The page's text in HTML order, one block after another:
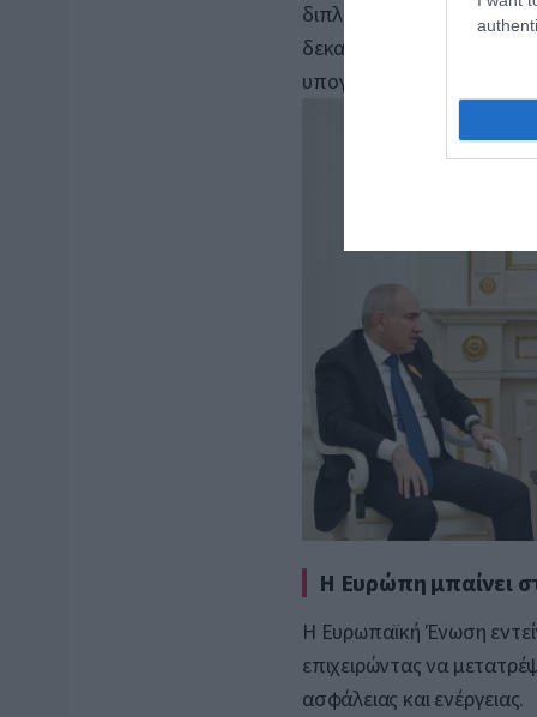
διπλωματική — είναι
δεκαετίες θεωρούνταν
υπογαστρίου”.
Η Ευρώπη μπαίνει
Η Ευρωπαϊκή Ένωση
επιχειρώντας να
ασφάλειας και ενέργειας.